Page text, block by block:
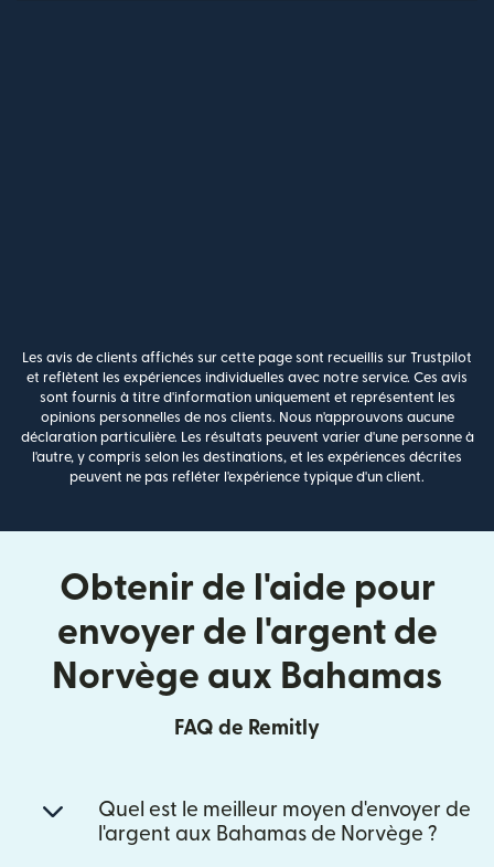
Les avis de clients affichés sur cette page sont recueillis sur Trustpilot
et reflètent les expériences individuelles avec notre service. Ces avis
sont fournis à titre d'information uniquement et représentent les
opinions personnelles de nos clients. Nous n'approuvons aucune
déclaration particulière. Les résultats peuvent varier d'une personne à
l'autre, y compris selon les destinations, et les expériences décrites
peuvent ne pas refléter l'expérience typique d'un client.
Obtenir de l'aide pour
envoyer de l'argent de
Norvège aux Bahamas
FAQ de Remitly
Quel est le meilleur moyen d'envoyer de
l'argent aux Bahamas de Norvège ?